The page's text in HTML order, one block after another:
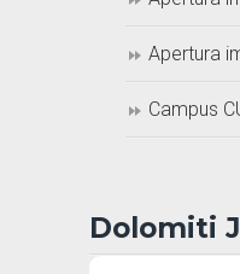
Apertura
Campus
Dolomiti